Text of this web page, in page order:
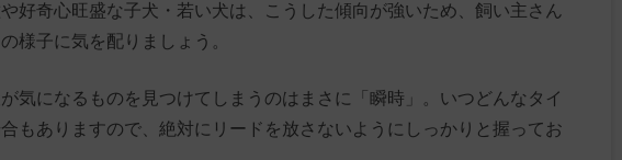
好奇心旺盛な子犬・若い犬は、こうした傾向が強いため、飼い主さん
様子に気を配りましょう。
気になるものを見つけてしまうのはまさに「瞬時」。いつどんなタイ
もありますので、絶対にリードを放さないようにしっかりと握ってお